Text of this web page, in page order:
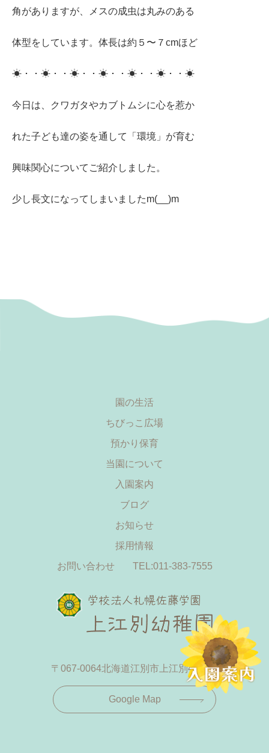
角がありますが、メスの成虫は丸みのある
体型をしています。体長は約５〜７cmほど
☀・・☀・・☀・・☀・・☀・・☀・・☀
今日は、クワガタやカブトムシに心を惹か
れた子ども達の姿を通して「環境」が育む
興味関心についてご紹介しました。
少し長文になってしまいましたm(__)m
園の生活
ちびっこ広場
預かり保育
当園について
入園案内
ブログ
お知らせ
採用情報
お問い合わせ
TEL:011-383-7555
〒067-0064北海道江別市上江別433-19
Google Map